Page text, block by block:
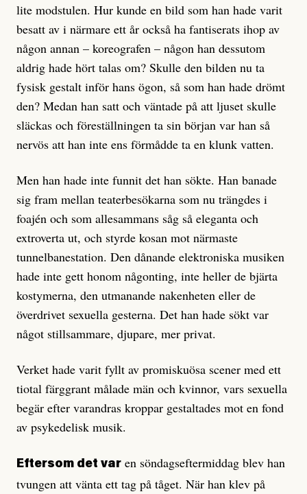
lite modstulen. Hur kunde en bild som han hade varit
besatt av i närmare ett år också ha fantiserats ihop av
någon annan – koreografen – någon han dessutom
aldrig hade hört talas om? Skulle den bilden nu ta
fysisk gestalt inför hans ögon, så som han hade drömt
den? Medan han satt och väntade på att ljuset skulle
släckas och föreställningen ta sin början var han så
nervös att han inte ens förmådde ta en klunk vatten.
Men han hade inte funnit det han sökte. Han banade
sig fram mellan teaterbesökarna som nu trängdes i
foajén och som allesammans såg så eleganta och
extroverta ut, och styrde kosan mot närmaste
tunnelbanestation. Den dånande elektroniska musiken
hade inte gett honom någonting, inte heller de bjärta
kostymerna, den utmanande nakenheten eller de
överdrivet sexuella gesterna. Det han hade sökt var
något stillsammare, djupare, mer privat.
Verket hade varit fyllt av promiskuösa scener med ett
tiotal färggrant målade män och kvinnor, vars sexuella
begär efter varandras kroppar gestaltades mot en fond
av psykedelisk musik.
Eftersom det var en söndagseftermiddag blev han
tvungen att vänta ett tag på tåget. När han klev på